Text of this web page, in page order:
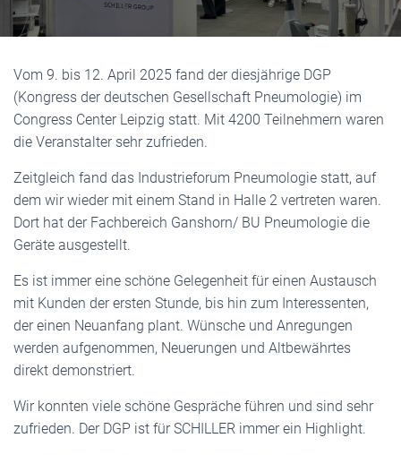
S
T
Vom 9. bis 12. April 2025 fand der diesjährige DGP
(Kongress der deutschen Gesellschaft Pneumologie) im
Congress Center Leipzig statt. Mit 4200 Teilnehmern waren
die Veranstalter sehr zufrieden.
Zeitgleich fand das Industrieforum Pneumologie statt, auf
dem wir wieder mit einem Stand in Halle 2 vertreten waren.
Dort hat der Fachbereich Ganshorn/ BU Pneumologie die
Geräte ausgestellt.
Es ist immer eine schöne Gelegenheit für einen Austausch
mit Kunden der ersten Stunde, bis hin zum Interessenten,
der einen Neuanfang plant. Wünsche und Anregungen
werden aufgenommen, Neuerungen und Altbewährtes
direkt demonstriert.
Wir konnten viele schöne Gespräche führen und sind sehr
zufrieden. Der DGP ist für SCHILLER immer ein Highlight.